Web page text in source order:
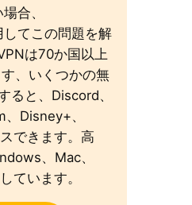
合、
てこの問題を解
は70か国以上
、いくつかの無
ると、Discord、
Disney+、
できます。高
、Mac、
ています。